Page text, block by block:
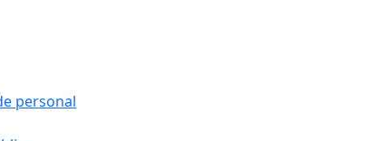
personal